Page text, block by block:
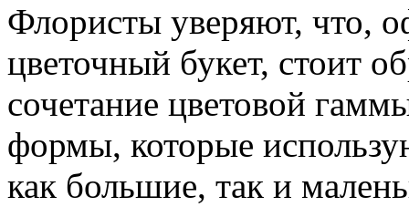
Флористы уверяют, что,
цветочный букет, стоит
сочетание цветовой
формы, которые
как большие, так и